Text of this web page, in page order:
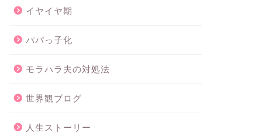
イヤイヤ期
パパっ子化
モラハラ夫の対処法
世界観ブログ
人生ストーリー